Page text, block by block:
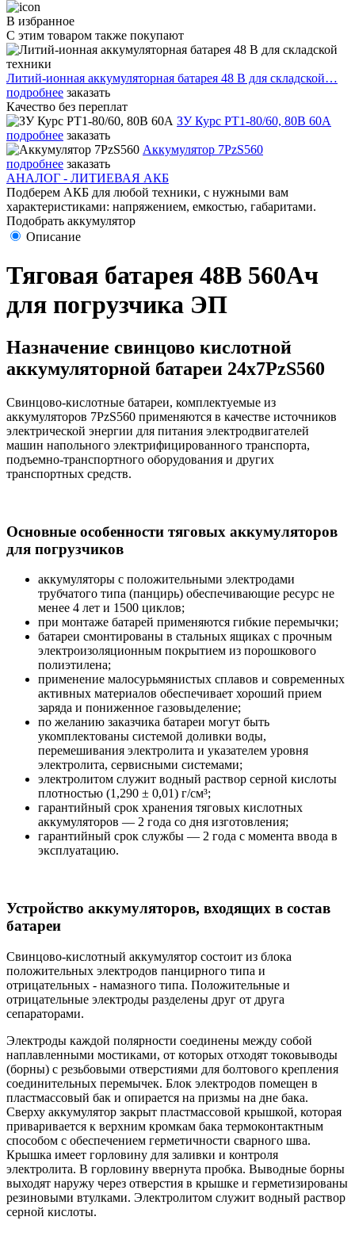
В избранное
С этим товаром также покупают
Литий-ионная аккумуляторная батарея 48 В для складской…
подробнее заказать
Качество без переплат
ЗУ Курс PT1-80/60, 80В 60А
подробнее заказать
Аккумулятор 7PzS560
подробнее заказать
АНАЛОГ - ЛИТИЕВАЯ АКБ
Подберем АКБ для любой техники, с нужными вам
характеристиками: напряжением, емкостью, габаритами.
Подобрать аккумулятор
Описание
Тяговая батарея 48В 560Ач
для погрузчика ЭП
Назначение свинцово кислотной
аккумуляторной батареи 24х7PzS560
Свинцово-кислотные батареи, комплектуемые из
аккумуляторов 7PzS560 применяются в качестве источников
электрической энергии для питания электродвигателей
машин напольного электрифицированного транспорта,
подъемно-транспортного оборудования и других
транспортных средств.
Основные особенности тяговых аккумуляторов
для погрузчиков
аккумуляторы с положительными электродами
трубчатого типа (панцирь) обеспечивающие ресурс не
менее 4 лет и 1500 циклов;
при монтаже батарей применяются гибкие перемычки;
батареи смонтированы в стальных ящиках с прочным
электроизоляционным покрытием из порошкового
полиэтилена;
применение малосурьмянистых сплавов и современных
активных материалов обеспечивает хороший прием
заряда и пониженное газовыделение;
по желанию заказчика батареи могут быть
укомплектованы системой доливки воды,
перемешивания электролита и указателем уровня
электролита, сервисными системами;
электролитом служит водный раствор серной кислоты
плотностью (1,290 ± 0,01) г/см³;
гарантийный срок хранения тяговых кислотных
аккумуляторов — 2 года со дня изготовления;
гарантийный срок службы — 2 года с момента ввода в
эксплуатацию.
Устройство аккумуляторов, входящих в состав
батареи
Свинцово-кислотный аккумулятор состоит из блока
положительных электродов панцирного типа и
отрицательных - намазного типа. Положительные и
отрицательные электроды разделены друг от друга
сепараторами.
Электроды каждой полярности соединены между собой
наплавленными мостиками, от которых отходят токовыводы
(борны) с резьбовыми отверстиями для болтового крепления
соединительных перемычек. Блок электродов помещен в
пластмассовый бак и опирается на призмы на дне бака.
Сверху аккумулятор закрыт пластмассовой крышкой, которая
приваривается к верхним кромкам бака термоконтактным
способом с обеспечением герметичности сварного шва.
Крышка имеет горловину для заливки и контроля
электролита. В горловину ввернута пробка. Выводные борны
выходят наружу через отверстия в крышке и герметизированы
резиновыми втулками. Электролитом служит водный раствор
серной кислоты.